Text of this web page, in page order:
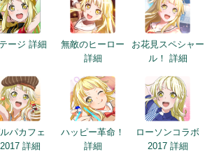
ージ 詳細
無敵のヒーロー
詳細
お花見スペシャー
ル！ 詳細
パカフェ
詳細
ハッピー革命！
詳細
ローソンコラボ
2017 詳細